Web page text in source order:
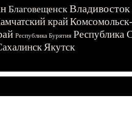
БлаговещенскВладивосток
край
Республика Бурятия Республика
Якутск